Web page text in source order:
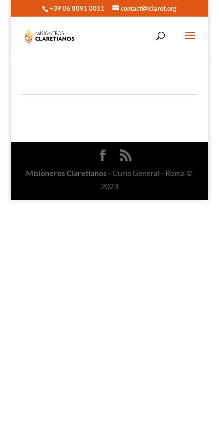
+39 06 8091 0011 contact@iclaret.org
Misioneros Claretianos - Curia General - Roma ©
2023